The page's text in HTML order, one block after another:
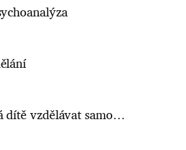
dítě vzdělávat samo…